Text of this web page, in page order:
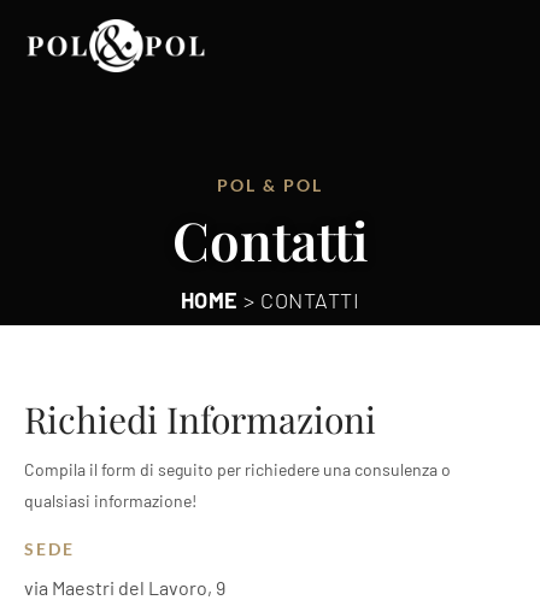
POL & POL
Contatti
HOME > CONTATTI
Richiedi Informazioni
Compila il form di seguito per richiedere una consulenza o
qualsiasi informazione!
SEDE
via Maestri del Lavoro, 9